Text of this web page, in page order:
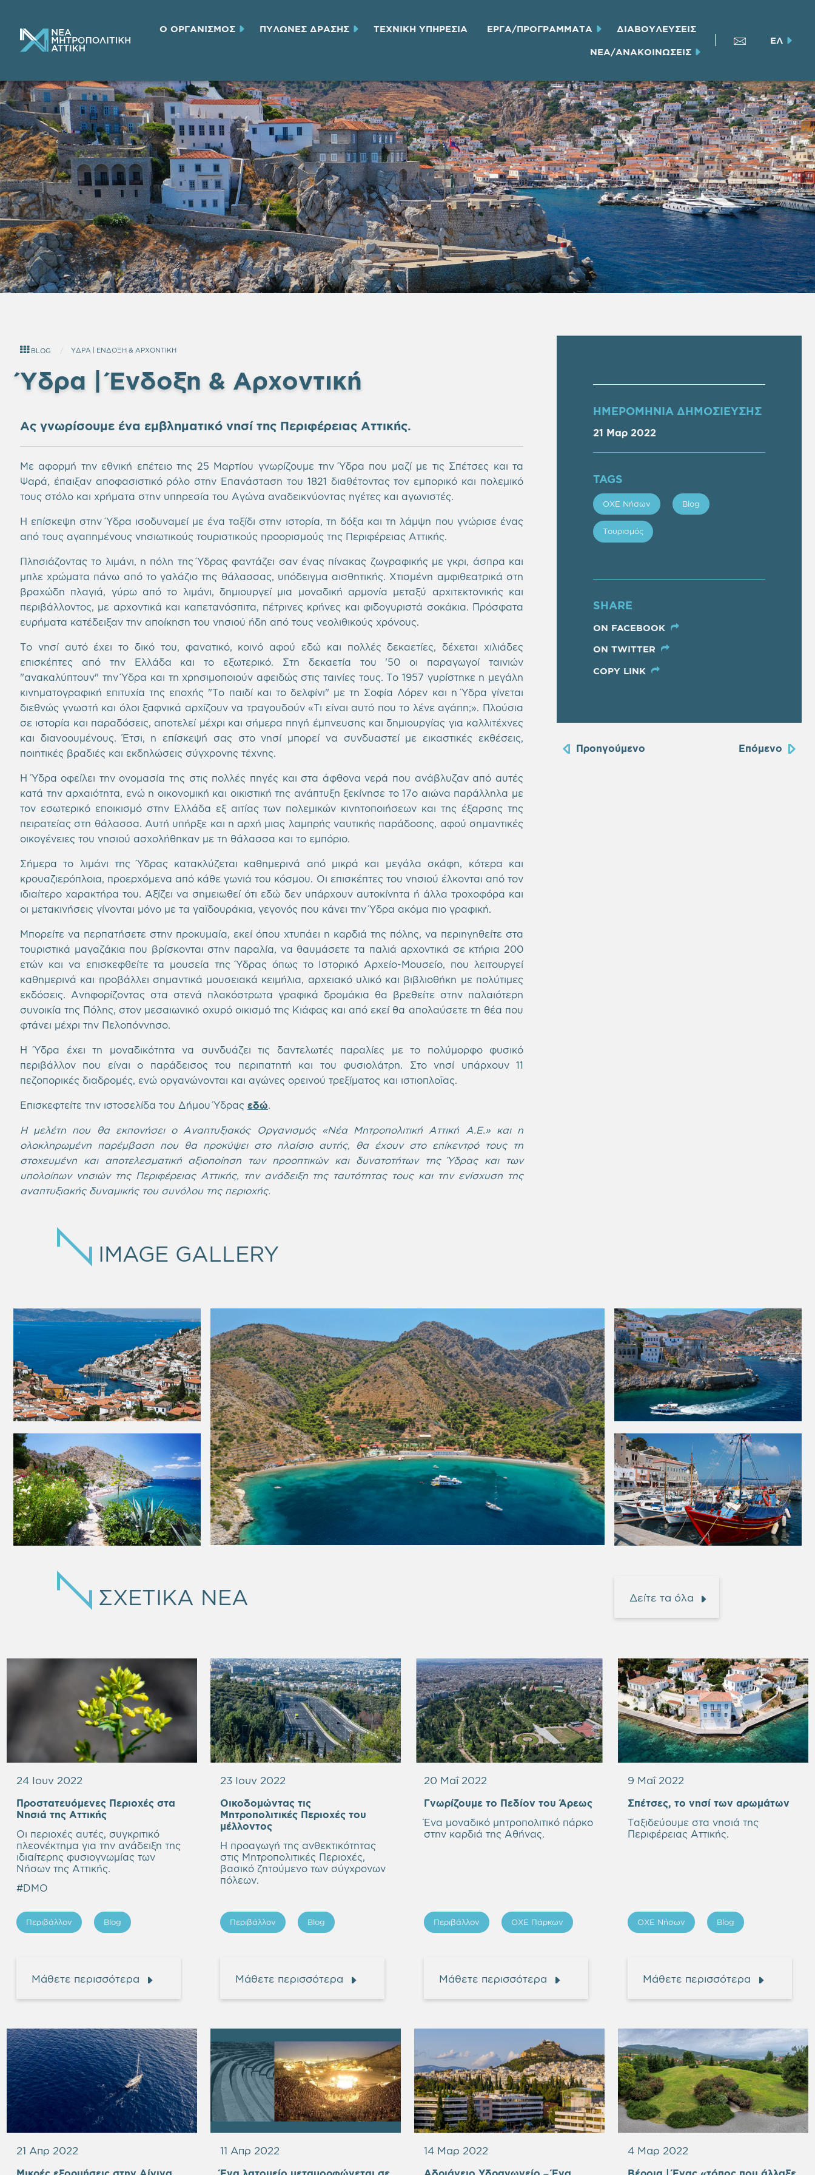
Ο ΟΡΓΑΝΙΣΜΟΣ ΠΥΛΩΝΕΣ ΔΡΑΣΗΣ ΤΕΧΝΙΚH ΥΠΗΡΕΣΙA ΕΡΓΑ/ΠΡΟΓΡΑΜΜΑΤΑ ΔΙΑΒΟΥΛΕΥΣΕΙΣ
ΝΕΑ/ΑΝΑΚΟΙΝΩΣΕΙΣ
ΕΛ
BLOG ΥΔΡΑ | ΕΝΔΟΞΗ & ΑΡΧΟΝΤΙΚΗ
Ύδρα | Ένδοξη & Αρχοντική
Ας γνωρίσουμε ένα εμβληματικό νησί της Περιφέρειας Αττικής.
Με αφορμή την εθνική επέτειο της 25 Μαρτίου γνωρίζουμε την Ύδρα που μαζί με τις Σπέτσες και τα
Ψαρά, έπαιξαν αποφασιστικό ρόλο στην Επανάσταση του 1821 διαθέτοντας τον εμπορικό και πολεμικό
τους στόλο και χρήματα στην υπηρεσία του Αγώνα αναδεικνύοντας ηγέτες και αγωνιστές.
Η επίσκεψη στην Ύδρα ισοδυναμεί με ένα ταξίδι στην ιστορία, τη δόξα και τη λάμψη που γνώρισε ένας
από τους αγαπημένους νησιωτικούς τουριστικούς προορισμούς της Περιφέρειας Αττικής.
Πλησιάζοντας το λιμάνι, η πόλη της Ύδρας φαντάζει σαν ένας πίνακας ζωγραφικής με γκρι, άσπρα και
μπλε χρώματα πάνω από το γαλάζιο της θάλασσας, υπόδειγμα αισθητικής. Χτισμένη αμφιθεατρικά στη
βραχώδη πλαγιά, γύρω από το λιμάνι, δημιουργεί μια μοναδική αρμονία μεταξύ αρχιτεκτονικής και
περιβάλλοντος, με αρχοντικά και καπετανόσπιτα, πέτρινες κρήνες και φιδογυριστά σοκάκια. Πρόσφατα
ευρήματα κατέδειξαν την αποίκηση του νησιού ήδη από τους νεολιθικούς χρόνους.
Tο νησί αυτό έχει το δικό του, φανατικό, κοινό αφού εδώ και πολλές δεκαετίες, δέχεται χιλιάδες
επισκέπτες από την Ελλάδα και το εξωτερικό. Στη δεκαετία του '50 οι παραγωγοί ταινιών
"ανακαλύπτουν" την Ύδρα και τη χρησιμοποιούν αφειδώς στις ταινίες τους. Το 1957 γυρίστηκε η μεγάλη
κινηματογραφική επιτυχία της εποχής "Το παιδί και το δελφίνι" με τη Σοφία Λόρεν και η Ύδρα γίνεται
διεθνώς γνωστή και όλοι ξαφνικά αρχίζουν να τραγουδούν «Τι είναι αυτό που το λένε αγάπη;». Πλούσια
σε ιστορία και παραδόσεις, αποτελεί μέχρι και σήμερα πηγή έμπνευσης και δημιουργίας για καλλιτέχνες
και διανοουμένους. Έτσι, η επίσκεψή σας στο νησί μπορεί να συνδυαστεί με εικαστικές εκθέσεις,
ποιητικές βραδιές και εκδηλώσεις σύγχρονης τέχνης.
Η Ύδρα οφείλει την ονομασία της στις πολλές πηγές και στα άφθονα νερά που ανάβλυζαν από αυτές
κατά την αρχαιότητα, ενώ η οικονομική και οικιστική της ανάπτυξη ξεκίνησε το 17ο αιώνα παράλληλα με
τον εσωτερικό εποικισμό στην Ελλάδα εξ αιτίας των πολεμικών κινητοποιήσεων και της έξαρσης της
πειρατείας στη θάλασσα. Αυτή υπήρξε και η αρχή μιας λαμπρής ναυτικής παράδοσης, αφού σημαντικές
οικογένειες του νησιού ασχολήθηκαν με τη θάλασσα και το εμπόριο.
Σήμερα το λιμάνι της Ύδρας κατακλύζεται καθημερινά από μικρά και μεγάλα σκάφη, κότερα και
κρουαζιερόπλοια, προερχόμενα από κάθε γωνιά του κόσμου. Οι επισκέπτες του νησιού έλκονται από τον
ιδιαίτερο χαρακτήρα του. Αξίζει να σημειωθεί ότι εδώ δεν υπάρχουν αυτοκίνητα ή άλλα τροχοφόρα και
οι μετακινήσεις γίνονται μόνο με τα γαϊδουράκια, γεγονός που κάνει την Ύδρα ακόμα πιο γραφική.
Μπορείτε να περπατήσετε στην προκυμαία, εκεί όπου χτυπάει η καρδιά της πόλης, να περιηγηθείτε στα
τουριστικά μαγαζάκια που βρίσκονται στην παραλία, να θαυμάσετε τα παλιά αρχοντικά σε κτήρια 200
ετών και να επισκεφθείτε τα μουσεία της Ύδρας όπως το Ιστορικό Αρχείο-Μουσείο, που λειτουργεί
καθημερινά και προβάλλει σημαντικά μουσειακά κειμήλια, αρχειακό υλικό και βιβλιοθήκη με πολύτιμες
εκδόσεις. Ανηφορίζοντας στα στενά πλακόστρωτα γραφικά δρομάκια θα βρεθείτε στην παλαιότερη
συνοικία της Πόλης, στον μεσαιωνικό οχυρό οικισμό της Κιάφας και από εκεί θα απολαύσετε τη θέα που
φτάνει μέχρι την Πελοπόννησο.
Η Ύδρα έχει τη μοναδικότητα να συνδυάζει τις δαντελωτές παραλίες με το πολύμορφο φυσικό
περιβάλλον που είναι ο παράδεισος του περιπατητή και του φυσιολάτρη. Στο νησί υπάρχουν 11
πεζοπορικές διαδρομές, ενώ οργανώνονται και αγώνες ορεινού τρεξίματος και ιστιοπλοΐας.
Επισκεφτείτε την ιστοσελίδα του Δήμου Ύδρας εδώ.
Η μελέτη που θα εκπονήσει ο Αναπτυξιακός Οργανισμός «Νέα Μητροπολιτική Αττική Α.Ε.» και η
ολοκληρωμένη παρέμβαση που θα προκύψει στο πλαίσιο αυτής, θα έχουν στο επίκεντρό τους τη
στοχευμένη και αποτελεσματική αξιοποίηση των προοπτικών και δυνατοτήτων της Ύδρας και των
υπολοίπων νησιών της Περιφέρειας Αττικής, την ανάδειξη της ταυτότητας τους και την ενίσχυση της
αναπτυξιακής δυναμικής του συνόλου της περιοχής.
ΗΜΕΡΟΜΗΝΙΑ ΔΗΜΟΣΙΕΥΣΗΣ
21 Μαρ 2022
TAGS
ΟΧΕ Νήσων Blog
Τουρισμός
SHARE
ON FACEBOOK
ON TWITTER
COPY LINK
Προηγούμενο Επόμενο
IMAGE GALLERY
ΣΧΕΤΙΚΑ ΝΕΑ Δείτε τα όλα
24 Ιουν 2022
Προστατευόμενες Περιοχές στα
Νησιά της Αττικής
Οι περιοχές αυτές, συγκριτικό
πλεονέκτημα για την ανάδειξη της
ιδιαίτερης φυσιογνωμίας των
Νήσων της Αττικής.
#DMO
Περιβάλλον Blog
Μάθετε περισσότερα
23 Ιουν 2022
Οικοδομώντας τις
Μητροπολιτικές Περιοχές του
μέλλοντος
Η προαγωγή της ανθεκτικότητας
στις Μητροπολιτικές Περιοχές,
βασικό ζητούμενο των σύγχρονων
πόλεων.
Περιβάλλον Blog
Μάθετε περισσότερα
20 Μαΐ 2022
Γνωρίζουμε το Πεδίον του Άρεως
Ένα μοναδικό μητροπολιτικό πάρκο
στην καρδιά της Αθήνας.
Περιβάλλον ΟΧΕ Πάρκων
Μάθετε περισσότερα
9 Μαΐ 2022
Σπέτσες, το νησί των αρωμάτων
Ταξιδεύουμε στα νησιά της
Περιφέρειας Αττικής.
ΟΧΕ Νήσων Blog
Μάθετε περισσότερα
21 Απρ 2022 11 Απρ 2022 14 Μαρ 2022 4 Μαρ 2022